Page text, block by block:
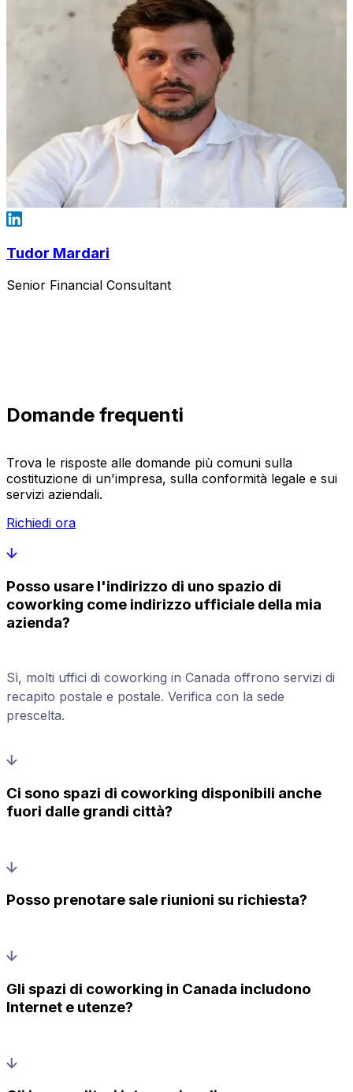
Tudor Mardari
Senior Financial Consultant
Domande frequenti
Trova le risposte alle domande più comuni sulla
costituzione di un'impresa, sulla conformità legale e sui
servizi aziendali.
Richiedi ora
Posso usare l'indirizzo di uno spazio di
coworking come indirizzo ufficiale della mia
azienda?
Sì, molti uffici di coworking in Canada offrono servizi di
recapito postale e postale. Verifica con la sede
prescelta.
Ci sono spazi di coworking disponibili anche
fuori dalle grandi città?
Posso prenotare sale riunioni su richiesta?
Gli spazi di coworking in Canada includono
Internet e utenze?